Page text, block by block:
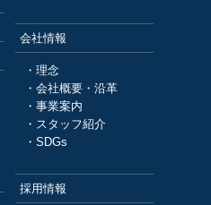
会社情報
・理念
・会社概要・沿革
・事業案内
・スタッフ紹介
・SDGs
採用情報